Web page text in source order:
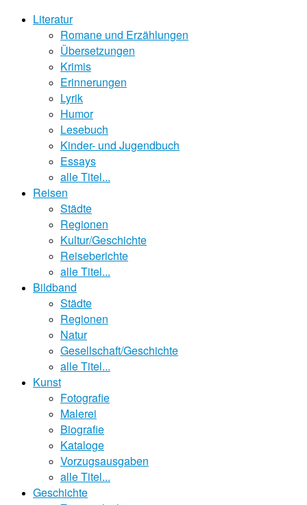
Literatur
Romane und Erzählungen
Übersetzungen
Krimis
Erinnerungen
Lyrik
Humor
Lesebuch
Kinder- und Jugendbuch
Essays
alle Titel...
Reisen
Städte
Regionen
Kultur/Geschichte
Reiseberichte
alle Titel...
Bildband
Städte
Regionen
Natur
Gesellschaft/Geschichte
alle Titel...
Kunst
Fotografie
Malerei
Biografie
Kataloge
Vorzugsausgaben
alle Titel...
Geschichte